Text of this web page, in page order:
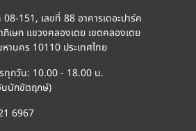
08-151, เลขที่ 88 อาคารเดอะปาร์ค
เษก แขวงคลองเตย เขตคลองเตย
านคร 10110 ประเทศไทย
ทุกวัน: 10.00 - 18.00 น.
นักขัตฤกษ์)
6967